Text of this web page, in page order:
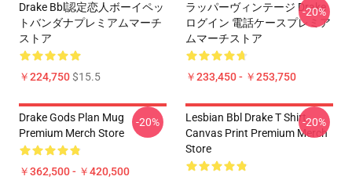
Drake Bbl認定恋人ボーイペッ
トバンダナプレミアムマーチ
ストア
￥224,750$15.5
ラッパーヴィンテージ Drake
ログイン 電話ケースプレミア
ムマーチストア
￥233,450 - ￥253,750
-20%
Drake Gods Plan Mug
Premium Merch Store
￥362,500 - ￥420,500
-20%
Lesbian Bbl Drake T Shirt
Canvas Print Premium Merch
Store
-20%